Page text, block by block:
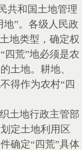
共和国土地管理
地”。各级人民政
地类型，确定权
四荒”地必须是农
土地。耕地、
得作为农村“四
土地行政主管部
定土地利用区
确定“四荒”具体